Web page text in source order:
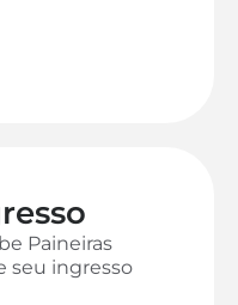
Paineiras
seu ingresso